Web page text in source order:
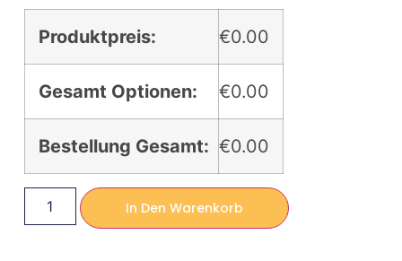
Produktpreis: €0.00
Gesamt Optionen: €0.00
Bestellung Gesamt: €0.00
In Den Warenkorb